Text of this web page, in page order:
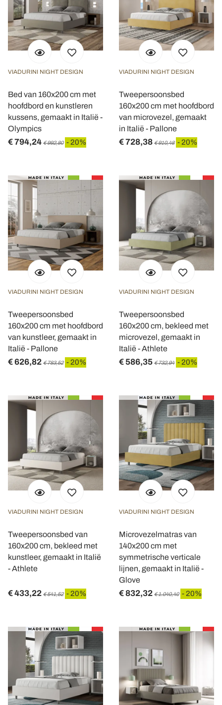
VIADURINI NIGHT DESIGN
Bed van 160x200 cm met
hoofdbord en kunstleren
kussens, gemaakt in Italië -
Olympics
€ 794,24 € 992,80 - 20%
VIADURINI NIGHT DESIGN
Tweepersoonsbed
160x200 cm met hoofdbord
van microvezel, gemaakt
in Italië - Pallone
€ 728,38 € 910,48 - 20%
VIADURINI NIGHT DESIGN
Tweepersoonsbed
160x200 cm met hoofdbord
van kunstleer, gemaakt in
Italië - Pallone
€ 626,82 € 783,52 - 20%
VIADURINI NIGHT DESIGN
Tweepersoonsbed
160x200 cm, bekleed met
microvezel, gemaakt in
Italië - Athlete
€ 586,35 € 732,94 - 20%
VIADURINI NIGHT DESIGN
Tweepersoonsbed van
160x200 cm, bekleed met
kunstleer, gemaakt in Italië
- Athlete
€ 433,22 € 541,52 - 20%
VIADURINI NIGHT DESIGN
Microvezelmatras van
140x200 cm met
symmetrische verticale
lijnen, gemaakt in Italië -
Glove
€ 832,32 € 1.040,40 - 20%